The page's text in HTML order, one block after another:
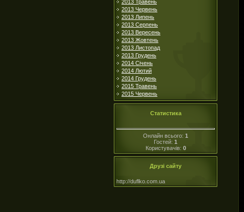
2013 Травень
2013 Червень
2013 Липень
2013 Серпень
2013 Вересень
2013 Жовтень
2013 Листопад
2013 Грудень
2014 Січень
2014 Лютий
2014 Грудень
2015 Травень
2015 Червень
Статистика
Онлайн всього: 1
Гостей: 1
Користувачів: 0
Друзі сайту
http://duflko.com.ua